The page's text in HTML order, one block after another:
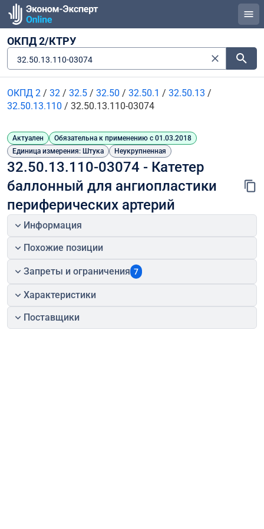
ОКПД 2/КТРУ
32.50.13.110-03074
ОКПД 2 / 32 / 32.5 / 32.50 / 32.50.1 / 32.50.13 /
32.50.13.110 / 32.50.13.110-03074
Актуален
Обязательна к применению с 01.03.2018
Единица измерения: Штука
Неукрупненная
32.50.13.110-03074 - Катетер
баллонный для ангиопластики
периферических артерий
Информация
Похожие позиции
Запреты и ограничения 7
Характеристики
Поставщики